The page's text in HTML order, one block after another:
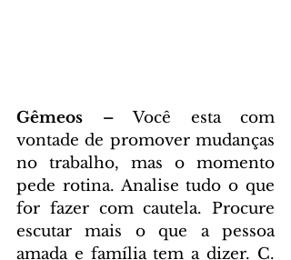
Gêmeos – Você esta com
vontade de promover mudanças
no trabalho, mas o momento
pede rotina. Analise tudo o que
for fazer com cautela. Procure
escutar mais o que a pessoa
amada e família tem a dizer. C.